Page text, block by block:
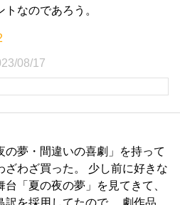
なのであろう。
08/17
の夢・間違いの喜劇」を持って
ざわざ買った。 少し前に好きな
「夏の夜の夢」を見てきて、
訳を採用してたので。 劇作品